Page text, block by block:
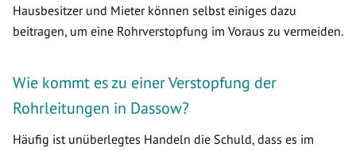
Hausbesitzer und Mieter können selbst einiges dazu
beitragen, um eine Rohrverstopfung im Voraus zu vermeiden.
Wie kommt es zu einer Verstopfung der
Rohrleitungen in Dassow?
Häufig ist unüberlegtes Handeln die Schuld, dass es im